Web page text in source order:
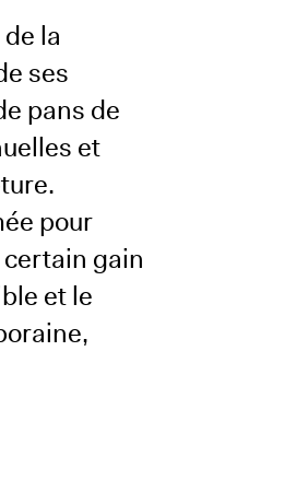
la
ses
pans de
et
pour
certain gain
et le